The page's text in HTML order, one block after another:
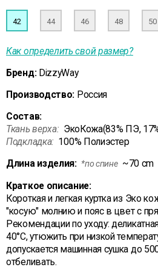
42 44 46 48 50
Как определить свой размер?
Бренд: DizzyWay
Производство: Россия
Состав:
Ткань верха: ЭкоКожа(83% ПЭ,
Подкладка: 100% Полиэстер
Длина изделия: *по спине ~70 cm
Краткое описание:
Короткая и легкая куртка из Эко
"косую" молнию и пояс в цвет с
Рекомендации по уходу:
40°С, утюжить при низкой
допускается машинная сушка до
отбеливать.